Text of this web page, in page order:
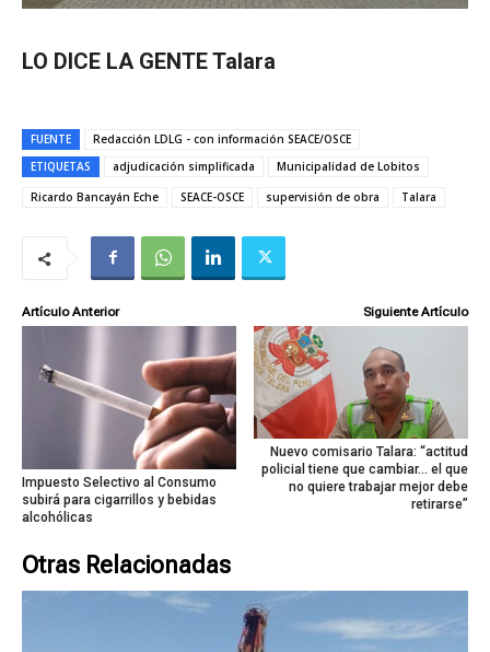
LO DICE LA GENTE Talara
FUENTE
Redacción LDLG - con información SEACE/OSCE
ETIQUETAS
adjudicación simplificada
Municipalidad de Lobitos
Ricardo Bancayán Eche
SEACE-OSCE supervisión de obra Talara
Artículo Anterior
Impuesto Selectivo al Consumo
subirá para cigarrillos y bebidas
alcohólicas
Siguiente Artículo
Nuevo comisario Talara: “actitud
policial tiene que cambiar… el que
no quiere trabajar mejor debe
retirarse”
Otras Relacionadas